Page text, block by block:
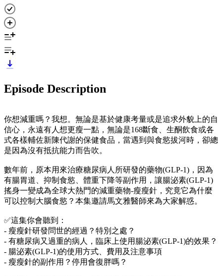
Episode Description
你想減重嗎？我想。無論是基於健康考量或是追求外貌上的自
信心，永遠有人想更瘦一點，無論是168斷食、生酮飲食或各
式各樣輔佐新陳代謝的保健食品，當遇到與食慾拔河時，卻總
是因為沒有抵抗能力而告吹。
數年前，原本用來治療糖尿病人所研發的藥物(GLP-1)，因為
有腸胃道、抑制食慾、體重下降等副作用，讓腸泌素(GLP-1)
搖身一變成為全球大熱門的減重藥物-瘦瘦針，究竟它為什麼
可以控制大腦食慾？本集邀請馬文雅醫師來為大家解惑。
✅這集你會聽到：
- 瘦瘦針研發問世的經過？特別之處？
- 有糖尿病又過重的病人，臨床上使用腸泌素(GLP-1)的效果？
- 腸泌素(GLP-1)的使用方式、費用及注意事項
- 瘦瘦針的副作用？停用會復胖嗎？